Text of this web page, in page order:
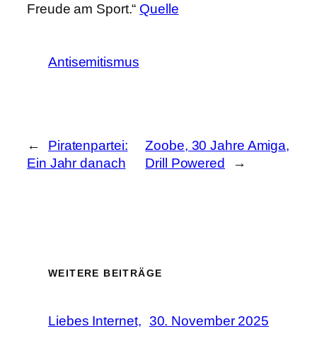
Freude am Sport.“ Quelle
Antisemitismus
←
Piratenpartei:
Ein Jahr danach
Zoobe, 30 Jahre Amiga,
Drill Powered
→
WEITERE BEITRÄGE
Liebes Internet, 30. November 2025